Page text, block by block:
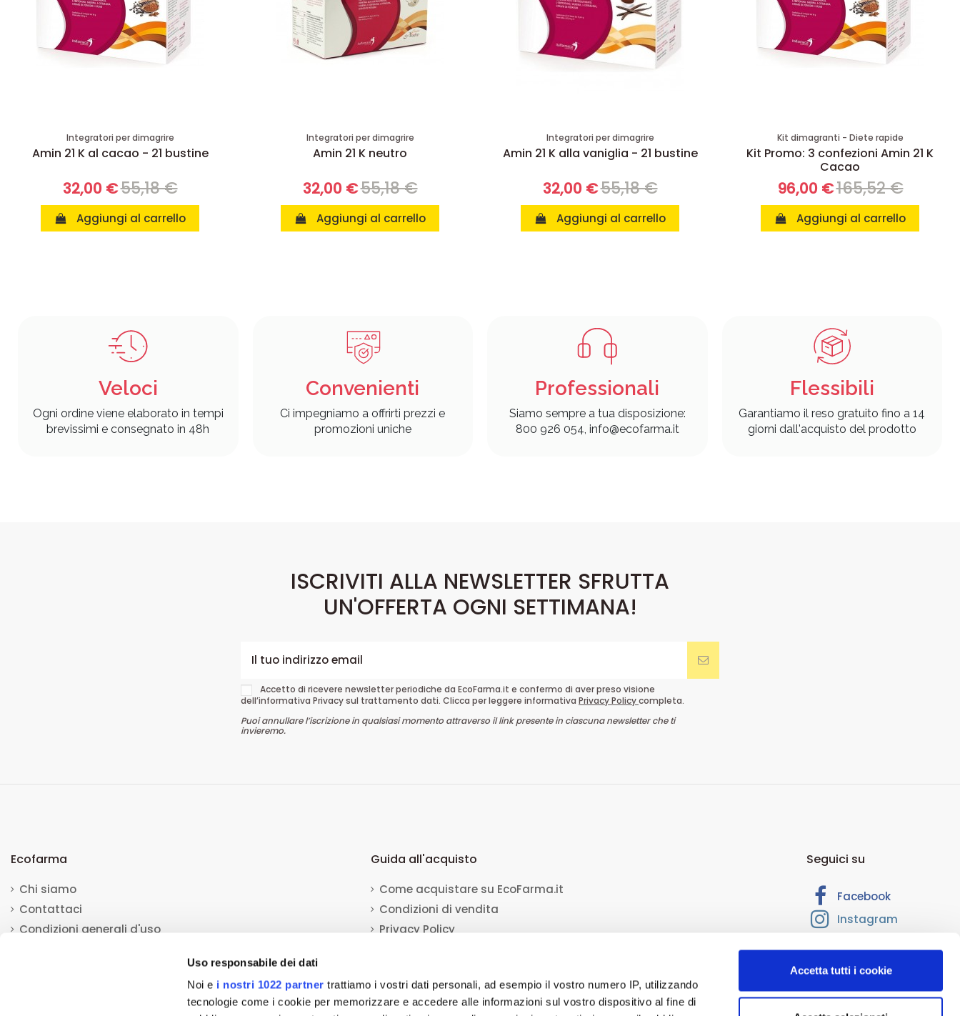
Uso responsabile dei dati
Noi e i nostri 1022 partner trattiamo i vostri dati personali, ad esempio il vostro numero IP, utilizzando
tecnologie come i cookie per memorizzare e accedere alle informazioni sul vostro dispositivo al fine di
Accetta tutti i cookie
Integratori per dimagrire
Amin 21 K al cacao - 21 bustine
32,00 €55,18 €
Aggiungi al carrello
Integratori per dimagrire
Amin 21 K neutro
32,00 €55,18 €
Aggiungi al carrello
Integratori per dimagrire
Amin 21 K alla vaniglia - 21 bustine
32,00 €55,18 €
Aggiungi al carrello
Kit dimagranti - Diete rapide
Kit Promo: 3 confezioni Amin 21 K
Cacao
96,00 €165,52 €
Aggiungi al carrello
Veloci
Ogni ordine viene elaborato in tempi
brevissimi e consegnato in 48h
Convenienti
Ci impegniamo a offrirti prezzi e
promozioni uniche
Professionali
Siamo sempre a tua disposizione:
800 926 054, info@ecofarma.it
Flessibili
Garantiamo il reso gratuito fino a 14
giorni dall'acquisto del prodotto
ISCRIVITI ALLA NEWSLETTER SFRUTTA
UN'OFFERTA OGNI SETTIMANA!
Accetto di ricevere newsletter periodiche da EcoFarma.it e confermo di aver preso visione
dell’informativa Privacy sul trattamento dati. Clicca per leggere informativa Privacy Policycompleta.
Puoi annullare l’iscrizione in qualsiasi momento attraverso il link presente in ciascuna newsletter che ti
invieremo.
Ecofarma
Chi siamo
Contattaci
Condizioni generali d'uso
Guida all'acquisto
Come acquistare su EcoFarma.it
Condizioni di vendita
Privacy Policy
Informativa sull'uso dei cookie
Seguici su
Facebook
Instagram